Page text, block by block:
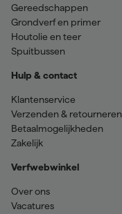
Gereedschappen
Grondverf en primer
Houtolie en teer
Spuitbussen
Hulp & contact
Klantenservice
Verzenden & retourneren
Betaalmogelijkheden
Zakelijk
Verfwebwinkel
Over ons
Vacatures